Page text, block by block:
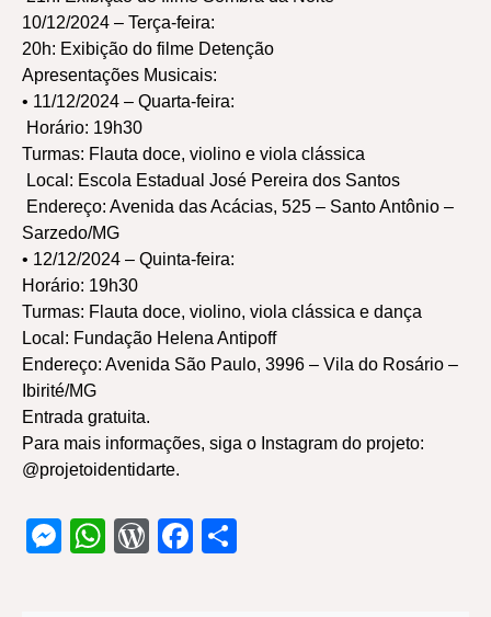
10/12/2024 – Terça-feira:
20h: Exibição do filme Detenção
Apresentações Musicais:
• 11/12/2024 – Quarta-feira:
Horário: 19h30
Turmas: Flauta doce, violino e viola clássica
Local: Escola Estadual José Pereira dos Santos
Endereço: Avenida das Acácias, 525 – Santo Antônio –
Sarzedo/MG
• 12/12/2024 – Quinta-feira:
Horário: 19h30
Turmas: Flauta doce, violino, viola clássica e dança
Local: Fundação Helena Antipoff
Endereço: Avenida São Paulo, 3996 – Vila do Rosário –
Ibirité/MG
Entrada gratuita.
Para mais informações, siga o Instagram do projeto:
@projetoidentidarte.
Messenger
WhatsApp
WordPress
Facebook